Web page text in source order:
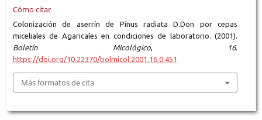
Cómo citar
Colonización de aserrín de Pinus radiata D.Don por cepas
miceliales de Agaricales en condiciones de laboratorio. (2001).
Boletín Micológico, 16.
https://doi.org/10.22370/bolmicol.2001.16.0.451
Más formatos de cita